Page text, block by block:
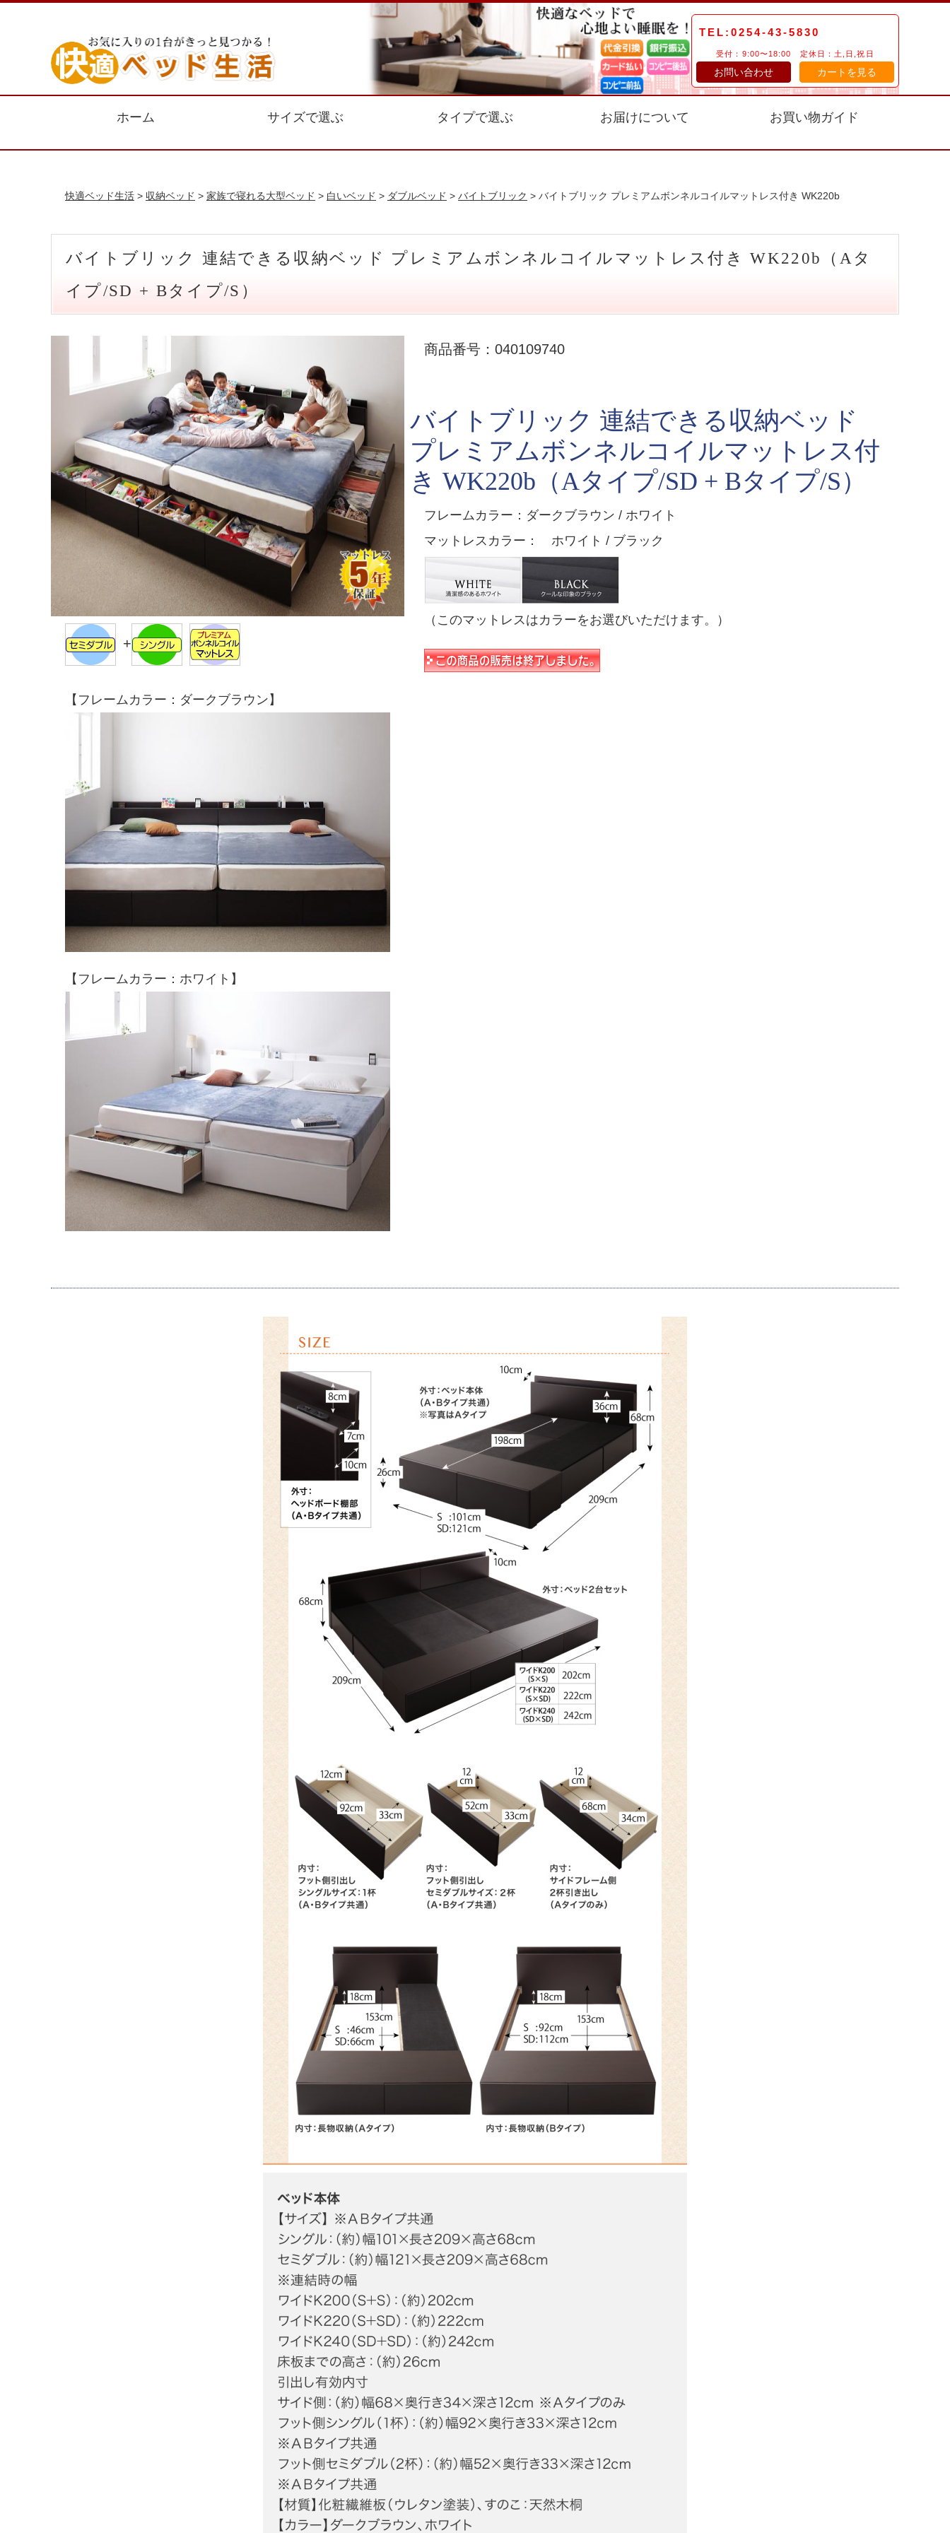
TEL:0254-43-5830
受付：9:00〜18:00 定休日：土,日,祝日
お問い合わせ カートを見る
ホーム サイズで選ぶ タイプで選ぶ お届けについて お買い物ガイド
快適ベッド生活 > 収納ベッド > 家族で寝れる大型ベッド > 白いベッド > ダブルベッド > バイトブリック > バイトブリック プレミアムボンネルコイルマットレス付き WK220b
バイトブリック 連結できる収納ベッド プレミアムボンネルコイルマットレス付き WK220b（Aタ
イプ/SD + Bタイプ/S）
+
【フレームカラー：ダークブラウン】
【フレームカラー：ホワイト】
商品番号：040109740
バイトブリック 連結できる収納ベッド
プレミアムボンネルコイルマットレス付
き WK220b（Aタイプ/SD + Bタイプ/S）
フレームカラー：ダークブラウン / ホワイト
マットレスカラー： ホワイト / ブラック
（このマットレスはカラーをお選びいただけます。）